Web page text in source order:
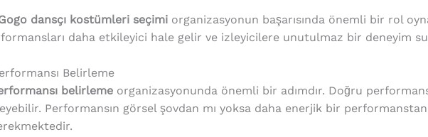
dansçı kostümleri seçimiorganizasyonun başarısında önemli bir rol
daha etkileyici hale gelir ve izleyicilere unutulmaz bir deneyim
Belirleme
belirlemeorganizasyonunda önemli bir adımdır. Doğru
Performansın görsel şovdan mı yoksa daha enerjik bir performanstan